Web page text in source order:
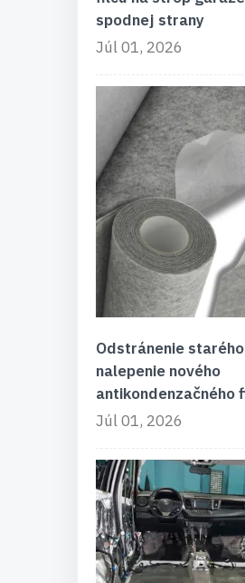
spodnej strany
Júl 01, 2026
Odstránenie
nalepenie nového
antikondenzačného
Júl 01, 2026